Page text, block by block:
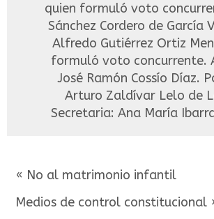
quien formuló voto
Sánchez Cordero de García
Alfredo Gutiérrez Ortiz
formuló voto concurrente.
José Ramón Cossío Díaz.
Arturo Zaldívar Lelo de
Secretaria: Ana María
« No al matrimonio infantil
Medios de control constitucional